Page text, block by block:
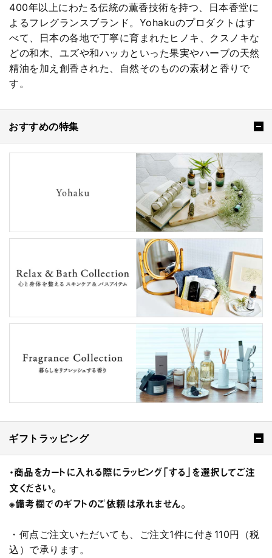
400年以上にわたる伝統の薫香技術を持つ、日本香堂に
よるフレグランスブランド。Yohakuのプロダクトはす
べて、日本の各地で丁寧に育まれたヒノキ、クスノキな
どの和木、ユズや和ハッカといった果実やハーブの天然
精油を加え創香された、自然そのものの素材と香りで
す。
おすすめの特集
ギフトラッピング
・商品をカートに入れる際にラッピング「する」を選択してご注
文ください。
※備考欄でのギフトのご依頼は承れません。
・何点ご注文いただいても、ご注文1件に付き110円（税
込）で承ります。